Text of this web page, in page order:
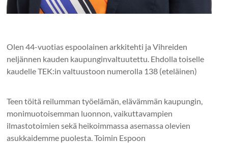
Olen 44-vuotias espoolainen arkkitehti ja Vihreiden
neljännen kauden kaupunginvaltuutettu. Ehdolla toiselle
kaudelle TEK:in valtuustoon numerolla 138 (eteläinen)
Teen töitä reilumman työelämän, elävämmän kaupungin,
monimuotoisemman luonnon, vaikuttavampien
ilmastotoimien sekä heikoimmassa asemassa olevien
asukkaidemme puolesta. Toimin Espoon